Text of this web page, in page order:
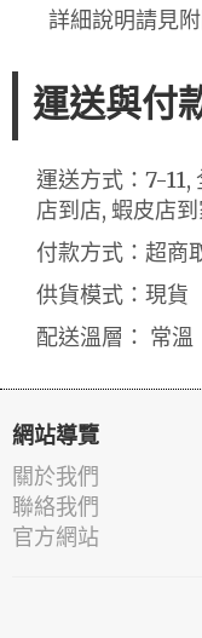
詳細說明請見
運送與付
運送方式：7-11,
店到店, 蝦皮店
付款方式：超商
供貨模式：現貨
配送溫層： 常溫
網站導覽
關於我們
聯絡我們
官方網站